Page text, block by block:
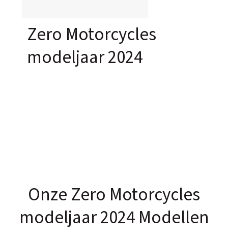
Zero Motorcycles
modeljaar 2024
Onze Zero Motorcycles
modeljaar 2024 Modellen